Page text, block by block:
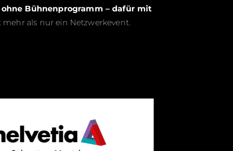
ohne Bühnenprogramm – dafür mit
mehr als nur ein Netzwerkevent.